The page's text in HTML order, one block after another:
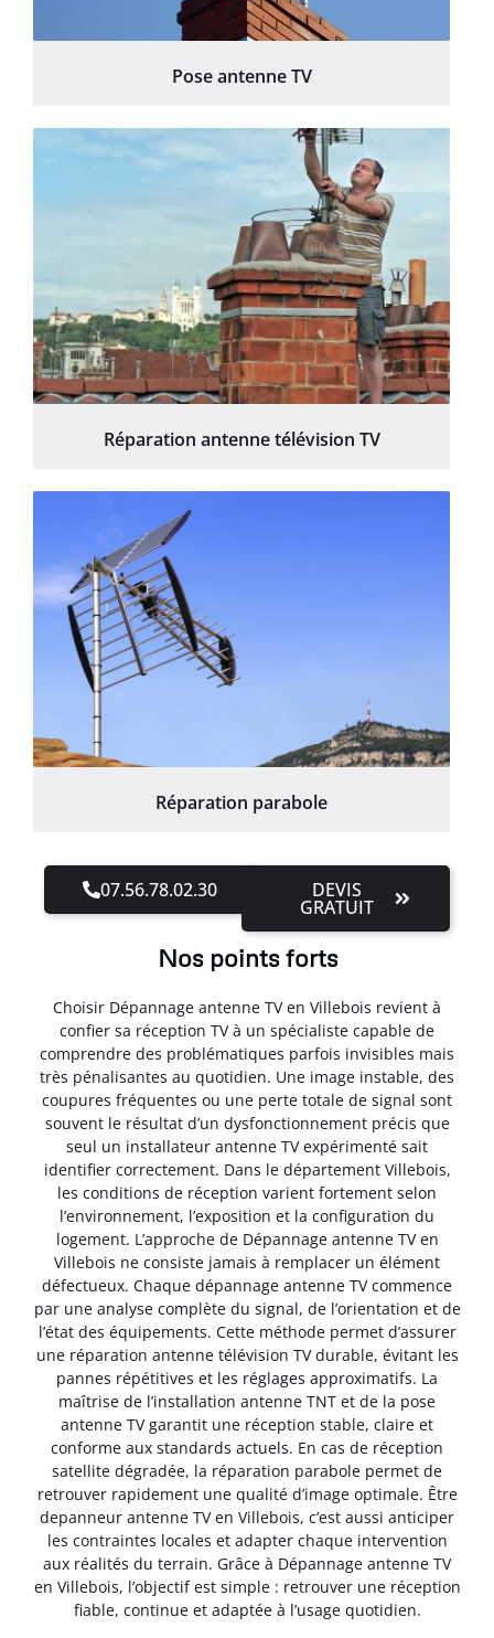
Pose antenne TV
Réparation antenne télévision TV
Réparation parabole
07.56.78.02.30 DEVIS
GRATUIT
Nos points forts
Choisir Dépannage antenne TV en Villebois revient à
confier sa réception TV à un spécialiste capable de
comprendre des problématiques parfois invisibles mais
très pénalisantes au quotidien. Une image instable, des
coupures fréquentes ou une perte totale de signal sont
souvent le résultat d’un dysfonctionnement précis que
seul un installateur antenne TV expérimenté sait
identifier correctement. Dans le département Villebois,
les conditions de réception varient fortement selon
l’environnement, l’exposition et la configuration du
logement. L’approche de Dépannage antenne TV en
Villebois ne consiste jamais à remplacer un élément
défectueux. Chaque dépannage antenne TV commence
par une analyse complète du signal, de l’orientation et de
l’état des équipements. Cette méthode permet d’assurer
une réparation antenne télévision TV durable, évitant les
pannes répétitives et les réglages approximatifs. La
maîtrise de l’installation antenne TNT et de la pose
antenne TV garantit une réception stable, claire et
conforme aux standards actuels. En cas de réception
satellite dégradée, la réparation parabole permet de
retrouver rapidement une qualité d’image optimale. Être
depanneur antenne TV en Villebois, c’est aussi anticiper
les contraintes locales et adapter chaque intervention
aux réalités du terrain. Grâce à Dépannage antenne TV
en Villebois, l’objectif est simple : retrouver une réception
fiable, continue et adaptée à l’usage quotidien.